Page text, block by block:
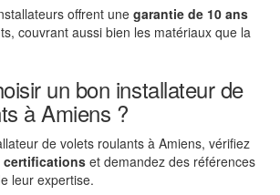
offrent une garantie de 10 ans
couvrant aussi bien les matériaux que la
un bon installateur de
à Amiens ?
de volets roulants à Amiens, vérifiez
certifications et demandez des références
leur expertise.